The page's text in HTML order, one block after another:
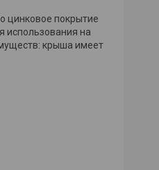
цинковое покрытие
использования на
крыша имеет